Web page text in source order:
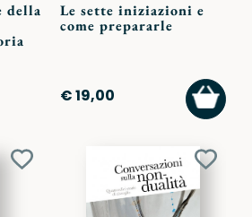
della
Le sette iniziazioni e
come prepararle
€ 19,00
AL
Aggiungi